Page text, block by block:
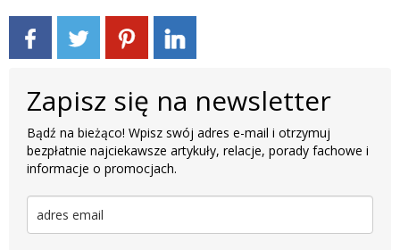
Zapisz się na newsletter
Bądź na bieżąco! Wpisz swój adres e-mail i otrzymuj
bezpłatnie najciekawsze artykuły, relacje, porady fachowe i
informacje o promocjach.